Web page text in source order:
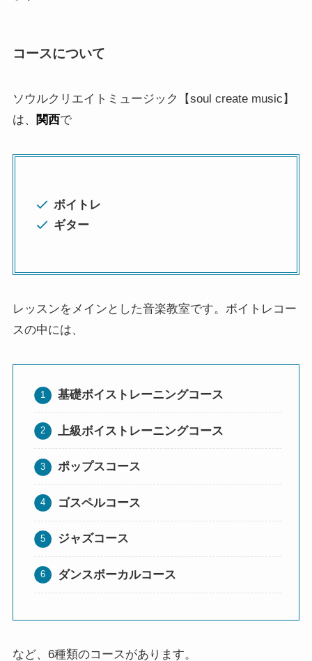
コースについて
ソウルクリエイトミュージック【soul create music】
は、
関西で
ボイトレ
ギター
レッスンをメインとした音楽教室です。ボイトレコー
スの中には、
基礎ボイストレーニングコース
上級ボイストレーニングコース
ポップスコース
ゴスペルコース
ジャズコース
ダンスボーカルコース
など、6種類のコースがあります。